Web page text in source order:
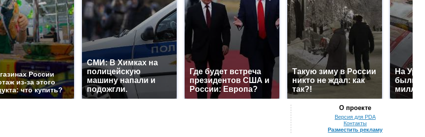
России
из-за этого
что купить?
СМИ: В Химках на
полицейскую
машину напали и
подожгли.
Где будет встреча
президентов США и
России: Европа?
Такую зиму в России
никто не ждал: как
так?!
На
были
О проекте
Версия для PDA
Контакты
Разместить рекламу